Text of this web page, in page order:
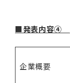
■発表内容④
企業概要